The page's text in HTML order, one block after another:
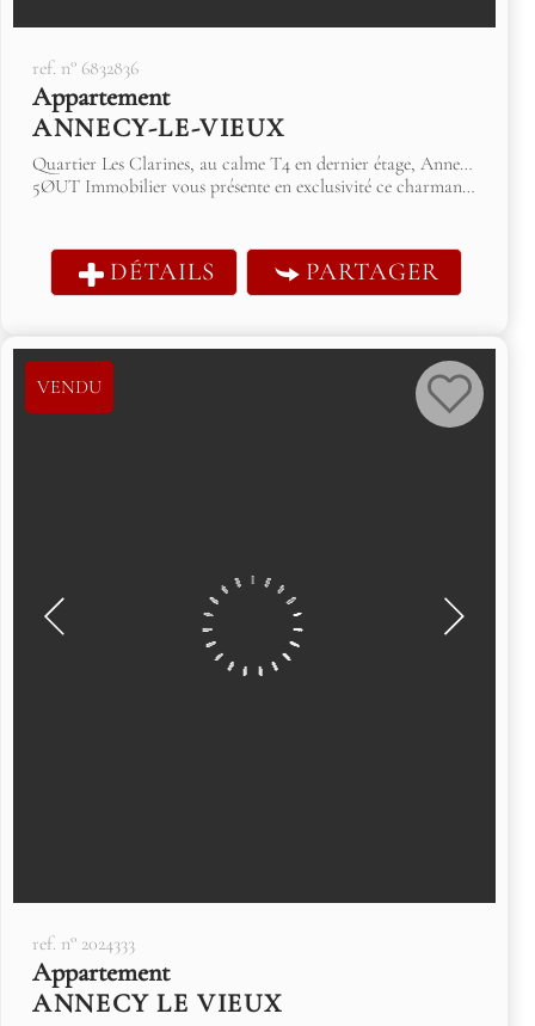
ref. n° 6832836
Appartement
ANNECY-LE-VIEUX
Quartier Les Clarines, au calme T4 en dernier étage, Annecy le Vieux
5ØUT Immobilier vous présente en exclusivité ce charmant 4 pièces en duplex en dernier étage d'une petite copropriété des années 90, au calme absolu...
DÉTAILS PARTAGER
VENDU
ref. n° 2024333
Appartement
ANNECY LE VIEUX